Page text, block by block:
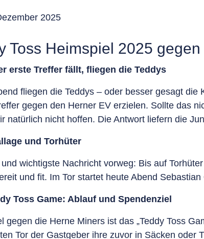
2025
Toss Heimspiel 2025
erste Treffer fällt, fliegen die Teddys
fliegen die Teddys – oder besser gesagt
gegen den Herner EV erzielen. Sollte das
natürlich nicht hoffen. Die Antwort liefern die
und Torhüter
wichtigste Nachricht vorweg: Bis auf
und fit. Im Tor startet heute Abend
Toss Game: Ablauf und Spendenziel
gegen die Herne Miners ist das „Teddy Toss
Tor der Gastgeber ihre zuvor in Säcken